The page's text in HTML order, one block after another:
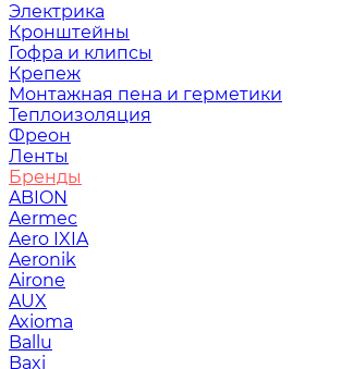
Электрика
Кронштейны
Гофра и клипсы
Крепеж
Монтажная пена и герметики
Теплоизоляция
Фреон
Ленты
Бренды
ABION
Aermec
Aero IXIA
Aeronik
Airone
AUX
Axioma
Ballu
Baxi